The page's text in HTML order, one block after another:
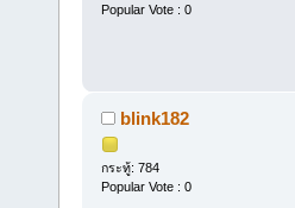
Popular Vote : 0
blink182
กระทู้: 784
Popular Vote : 0